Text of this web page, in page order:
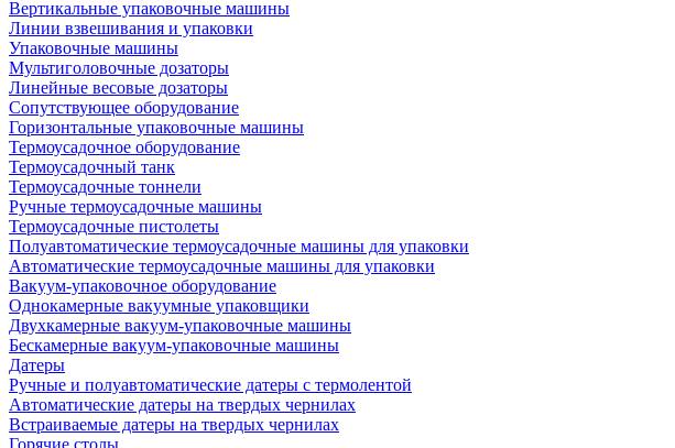
Вертикальные упаковочные машины
Линии взвешивания и упаковки
Упаковочные машины
Мультиголовочные дозаторы
Линейные весовые дозаторы
Сопутствующее оборудование
Горизонтальные упаковочные машины
Термоусадочное оборудование
Термоусадочный танк
Термоусадочные тоннели
Ручные термоусадочные машины
Термоусадочные пистолеты
Полуавтоматические термоусадочные машины для упаковки
Автоматические термоусадочные машины для упаковки
Вакуум-упаковочное оборудование
Однокамерные вакуумные упаковщики
Двухкамерные вакуум-упаковочные машины
Бескамерные вакуум-упаковочные машины
Датеры
Ручные и полуавтоматические датеры с термолентой
Автоматические датеры на твердых чернилах
Встраиваемые датеры на твердых чернилах
Горячие столы